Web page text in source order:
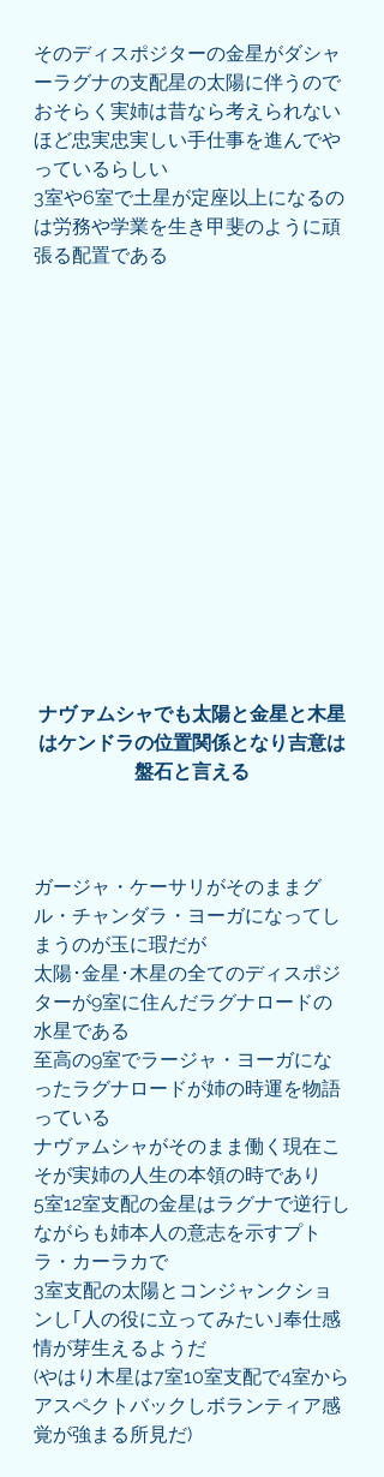
そのディスポジターの金星がダシャ
ーラグナの支配星の太陽に伴うので
おそらく実姉は昔なら考えられない
ほど忠実忠実しい手仕事を進んでや
っているらしい
3室や6室で土星が定座以上になるの
は労務や学業を生き甲斐のように頑
張る配置である
ナヴァムシャでも太陽と金星と木星
はケンドラの位置関係となり吉意は
盤石と言える
ガージャ・ケーサリがそのままグ
ル・チャンダラ・ヨーガになってし
まうのが玉に瑕だが
太陽･金星･木星の全てのディスポジ
ターが9室に住んだラグナロードの
水星である
至高の9室でラージャ・ヨーガにな
ったラグナロードが姉の時運を物語
っている
ナヴァムシャがそのまま働く現在こ
そが実姉の人生の本領の時であり
5室12室支配の金星はラグナで逆行し
ながらも姉本人の意志を示すプト
ラ・カーラカで
3室支配の太陽とコンジャンクショ
ンし｢人の役に立ってみたい｣奉仕感
情が芽生えるようだ
(やはり木星は7室10室支配で4室から
アスペクトバックしボランティア感
覚が強まる所見だ)